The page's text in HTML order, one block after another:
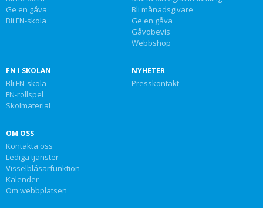
Ge en gåva
Bli FN-skola
Bli månadsgivare
Ge en gåva
Gåvobevis
Webbshop
FN I SKOLAN
Bli FN-skola
FN-rollspel
Skolmaterial
NYHETER
Presskontakt
OM OSS
Kontakta oss
Lediga tjänster
Visselblåsarfunktion
Kalender
Om webbplatsen